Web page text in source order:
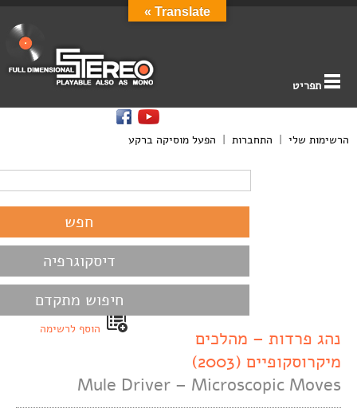
תפריט
הרשימות שלי | התחברות | הפעל מוסיקה ברקע
דיסקוגרפיה
חיפוש מתקדם
הוסף לרשימה
נהג פרדות – מהלכים
מיקרוסקופיים (2003)
Mule Driver – Microscopic Moves
Translate »